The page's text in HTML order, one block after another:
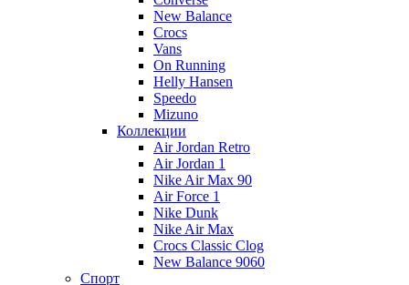
New Balance
Crocs
Vans
On Running
Helly Hansen
Speedo
Mizuno
Коллекции
Air Jordan Retro
Air Jordan 1
Nike Air Max 90
Air Force 1
Nike Dunk
Nike Air Max
Crocs Classic Clog
New Balance 9060
Спорт